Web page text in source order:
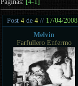
Páginas: [4-1]
Post4 de4 // 17/04/2008
Melvin
Farfullero Enfermo